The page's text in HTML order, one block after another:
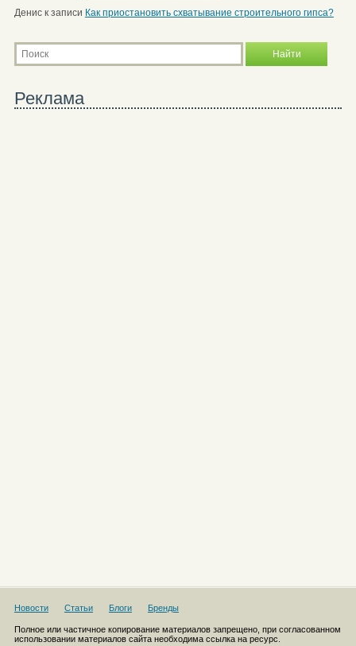
Дениск записи Как приостановить схватывание строительного гипса?
Реклама
Новости Статьи Блоги Бренды
Полное или частичное копирование материалов запрещено, при согласованном
использовании материалов сайта необходима ссылка на ресурс.